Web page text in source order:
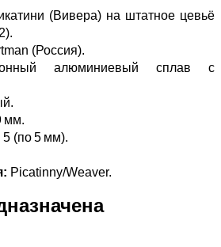
(Вивера) на штатное цевьё
(Россия).
алюминиевый сплав с
мм.
5 (по 5 мм).
Picatinny/Weaver.